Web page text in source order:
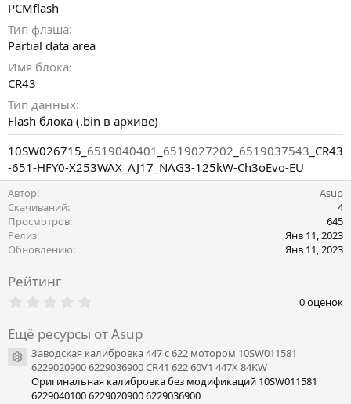
а
н
и
PCMflash
Тип флэша
Partial data area
Имя блока
CR43
Тип данных
Flash блока (.bin в архиве)
10SW026715_ 6519040401 6519027202 6519037543 _CR43
-651-HFY0-X253WAX_AJ17_NAG3-125kW-Ch3oEvo-EU
Автор
Asup
Скачиваний
4
Просмотров
645
Релиз
Янв 11, 2023
Обновлению
Янв 11, 2023
Рейтинг
0
в
ё
з
д
0 оценок
Ещё ресурсы от Asup
Иконка ресурса
Заводская калибровка 447 с 622 мотором 10SW011581
6229020900 6229036900 CR41 622 60V1 447X 84KW
Оригинальная калибровка без модификаций 10SW011581
6229040100 6229020900 6229036900